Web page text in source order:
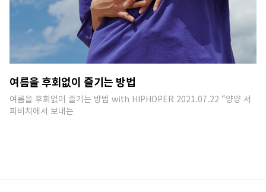
여름을 후회없이 즐기는 방법
여름을 후회없이 즐기는 방법 with HIPHOPER 2021.07.22 “양양 서
피비치에서 보내는